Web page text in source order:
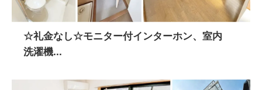
☆礼金なし☆モニター付インターホン、室内
洗濯機...